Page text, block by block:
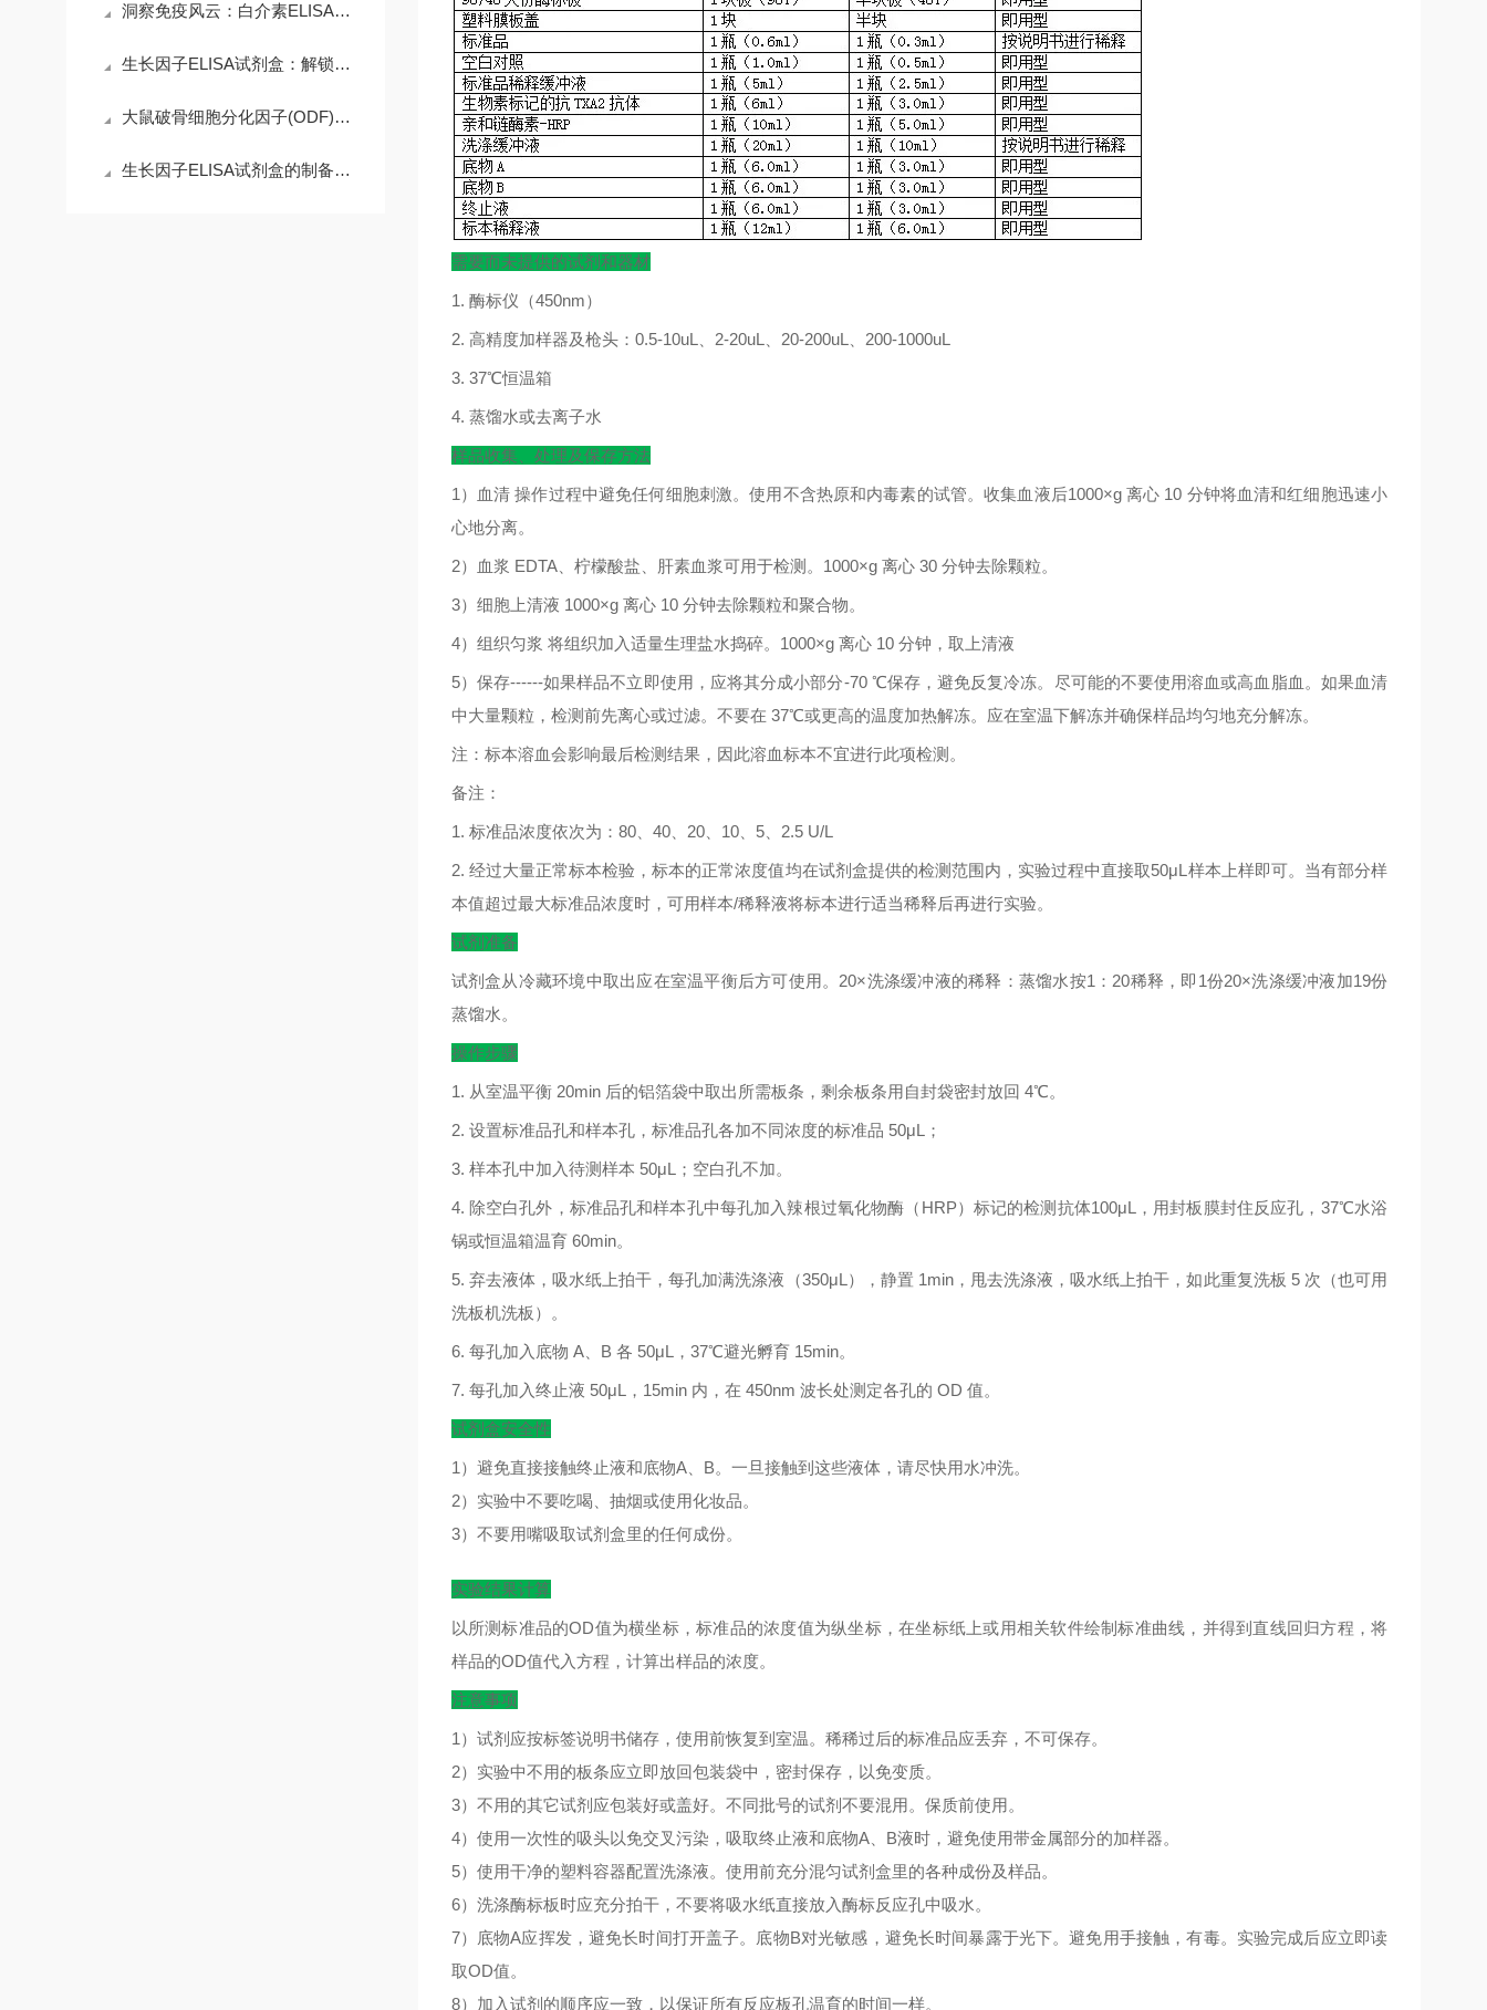
洞察免疫风云：白介素ELISA试剂盒在科研与临床中的核心价值
生长因子ELISA试剂盒：解锁科研精准需求，赋能高效检测核心优势
大鼠破骨细胞分化因子(ODF)ELISA试剂盒的操作注意事项
生长因子ELISA试剂盒的制备工艺探索
需要而未提供的试剂和器材
1. 酶标仪（450nm）
2. 高精度加样器及枪头： 0.5-10uL 2-20uL 20-200uL 200-1000uL
3. 37℃恒温箱
4. 蒸馏水或去离子水
样品收集、处理及保存方法
1 ）血清 操作过程中避免任何细胞刺激。使用不含热原和内毒素的试管。收集血液后1000×g 离心 10 分钟将血清和红细胞迅速小
心地分离。
2）血浆 EDTA、柠檬酸盐、肝素血浆可用于检测。 1000×g 离心30 分钟去除颗粒。
3）细胞上清液 1000×g 离心10 分钟去除颗粒和聚合物。
4）组织匀浆 将组织加入适量生理盐水捣碎。 1000×g 离心10 分钟，取上清液
5）保存------如果样品不立即使用，应将其分成小部分-70 ℃保存，避免反复冷冻。尽可能的不要使用溶血或高血脂血。如果血清
中大量颗粒，检测前先离心或过滤。不要在 37℃或更高的温度加热解冻。应在室温下解冻并确保样品均匀地充分解冻。
注：标本溶血会影响最后检测结果，因此溶血标本不宜进行此项检测。
备注：
1. 标准品浓度依次为： 80、 40、 20、 10、 5、 2.5 U/L
2. 经过大量正常标本检验，标本的正常浓度值均在试剂盒提供的检测范围内，实验过程中直接取50μL 样本上样即可。当有部分样
本值超过最大标准品浓度时，可用样本/稀释液将标本进行适当稀释后再进行实验。
试剂准备
试剂盒从冷藏环境中取出应在室温平衡后方可使用。 20×洗涤缓冲液的稀释：蒸馏水按1 ： 20稀释，即 1份20×洗涤缓冲液加19份
蒸馏水。
操作步骤
1. 从室温平衡20min 后的铝箔袋中取出所需板条，剩余板条用自封袋密封放回 4℃。
2. 设置标准品孔和样本孔，标准品孔各加不同浓度的标准品 50μL ；
3. 样本孔中加入待测样本 50μL ；空白孔不加。
4. 除空白孔外，标准品孔和样本孔中每孔加入辣根过氧化物酶（ HRP）标记的检测抗体100μL ，用封板膜封住反应孔， 37℃水浴
锅或恒温箱温育60min。
5. 弃去液体，吸水纸上拍干，每孔加满洗涤液（350μL ），静置 1min，甩去洗涤液，吸水纸上拍干，如此重复洗板 5 次（也可用
洗板机洗板）。
6. 每孔加入底物 A、 B 各 50μL ， 37℃避光孵育15min。
7. 每孔加入终止液 50μL ， 15min 内，在 450nm 波长处测定各孔的 OD 值。
试剂盒安全性
1）避免直接接触终止液和底物A、B。一旦接触到这些液体，请尽快用水冲洗。
2）实验中不要吃喝、抽烟或使用化妆品。
3）不要用嘴吸取试剂盒里的任何成份。
实验结果计算
以所测标准品的OD值为横坐标，标准品的浓度值为纵坐标，在坐标纸上或用相关软件绘制标准曲线，并得到直线回归方程，将
样品的OD值代入方程，计算出样品的浓度。
注意事项
1）试剂应按标签说明书储存，使用前恢复到室温。稀稀过后的标准品应丢弃，不可保存。
2）实验中不用的板条应立即放回包装袋中，密封保存，以免变质。
3）不用的其它试剂应包装好或盖好。不同批号的试剂不要混用。保质前使用。
4）使用一次性的吸头以免交叉污染，吸取终止液和底物A、B液时，避免使用带金属部分的加样器。
5）使用干净的塑料容器配置洗涤液。使用前充分混匀试剂盒里的各种成份及样品。
6）洗涤酶标板时应充分拍干，不要将吸水纸直接放入酶标反应孔中吸水。
7）底物A应挥发，避免长时间打开盖子。底物B对光敏感，避免长时间暴露于光下。避免用手接触，有毒。实验完成后应立即读
取OD值。
8）加入试剂的顺序应一致，以保证所有反应板孔温育的时间一样。